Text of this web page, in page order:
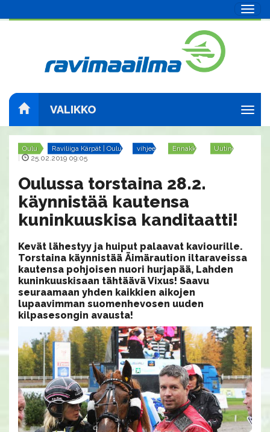
VALIKKO
Oulu Raviliiga Kärpät | Oulu vihjeet Ennakko
Uutinen
25.02.2019 09:05
Oulussa torstaina 28.2.
käynnistää kautensa
kuninkuuskisa kanditaatti!
Kevät lähestyy ja huiput palaavat kaviourille.
Torstaina käynnistää Äimäraution iltaraveissa
kautensa pohjoisen nuori hurjapää, Lahden
kuninkuuskisaan tähtäävä Vixus! Saavu
seuraamaan yhden kaikkien aikojen
lupaavimman suomenhevosen uuden
kilpasesongin avausta!